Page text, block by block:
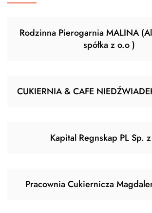
Rodzinna Pierogarnia MALINA
spółka z o.o )
CUKIERNIA & CAFE
Kapital Regnskap PL Sp.
Pracownia Cukiernicza